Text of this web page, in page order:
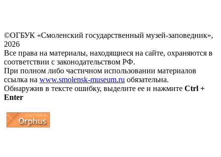
©ОГБУК «Смоленский государственный музей-заповедник»,
2026
Все права на материалы, находящиеся на сайте, охраняются в
соответствии с законодательством РФ.
При полном либо частичном использовании материалов
ссылка на www.smolensk-museum.ru обязательна.
Обнаружив в тексте ошибку, выделите ее и нажмите Ctrl +
Enter